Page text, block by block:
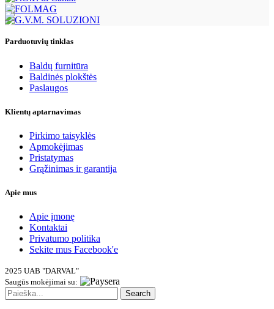
Parduotuvių tinklas
Baldų furnitūra
Baldinės plokštės
Paslaugos
Klientų aptarnavimas
Pirkimo taisyklės
Apmokėjimas
Pristatymas
Grąžinimas ir garantija
Apie mus
Apie įmonę
Kontaktai
Privatumo politika
Sekite mus Facebook'e
2025 UAB "DARVAL"
Saugūs mokėjimai su:
Search